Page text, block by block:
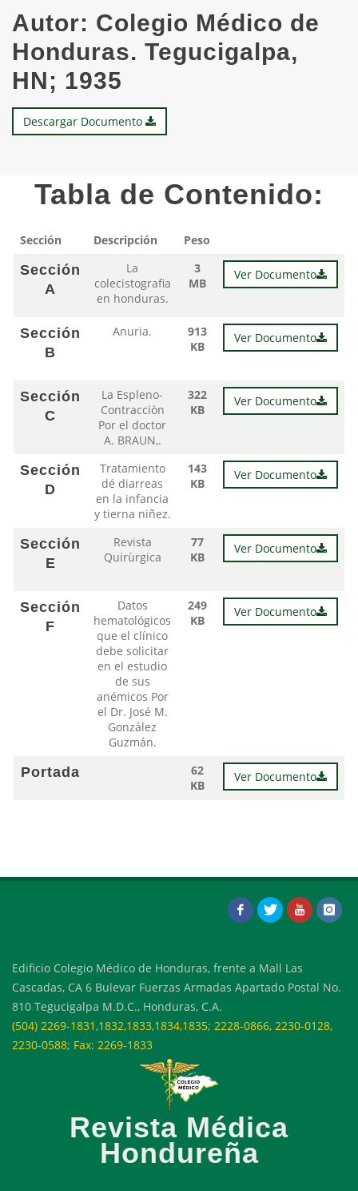
Autor: Colegio Médico de
Honduras. Tegucigalpa,
HN; 1935
Descargar Documento
Tabla de Contenido:
Sección Descripción Peso
Sección
A
La
colecistografia
en honduras.
3
MB
Ver Documento
Sección
B
Anuria.
913
KB
Ver Documento
Sección
C
La Espleno-
Contracciòn
Por el doctor
A. BRAUN,.
322
KB
Ver Documento
Sección
D
Tratamiento
dé diarreas
en la infancia
y tierna niñez.
143
KB
Ver Documento
Sección
E
Revista
Quirùrgica
77
KB
Ver Documento
Sección
F
Datos
hematológicos
que el clínico
debe solicitar
en el estudio
de sus
anémicos Por
el Dr. José M.
González
Guzmán.
249
KB
Ver Documento
Portada
62
KB
Ver Documento
Edificio Colegio Médico de Honduras, frente a Mall Las
Cascadas, CA 6 Bulevar Fuerzas Armadas Apartado Postal No.
810 Tegucigalpa M.D.C., Honduras, C.A.
(504) 2269-1831,1832,1833,1834,1835; 2228-0866, 2230-0128,
2230-0588; Fax: 2269-1833
Revista Médica
Hondureña